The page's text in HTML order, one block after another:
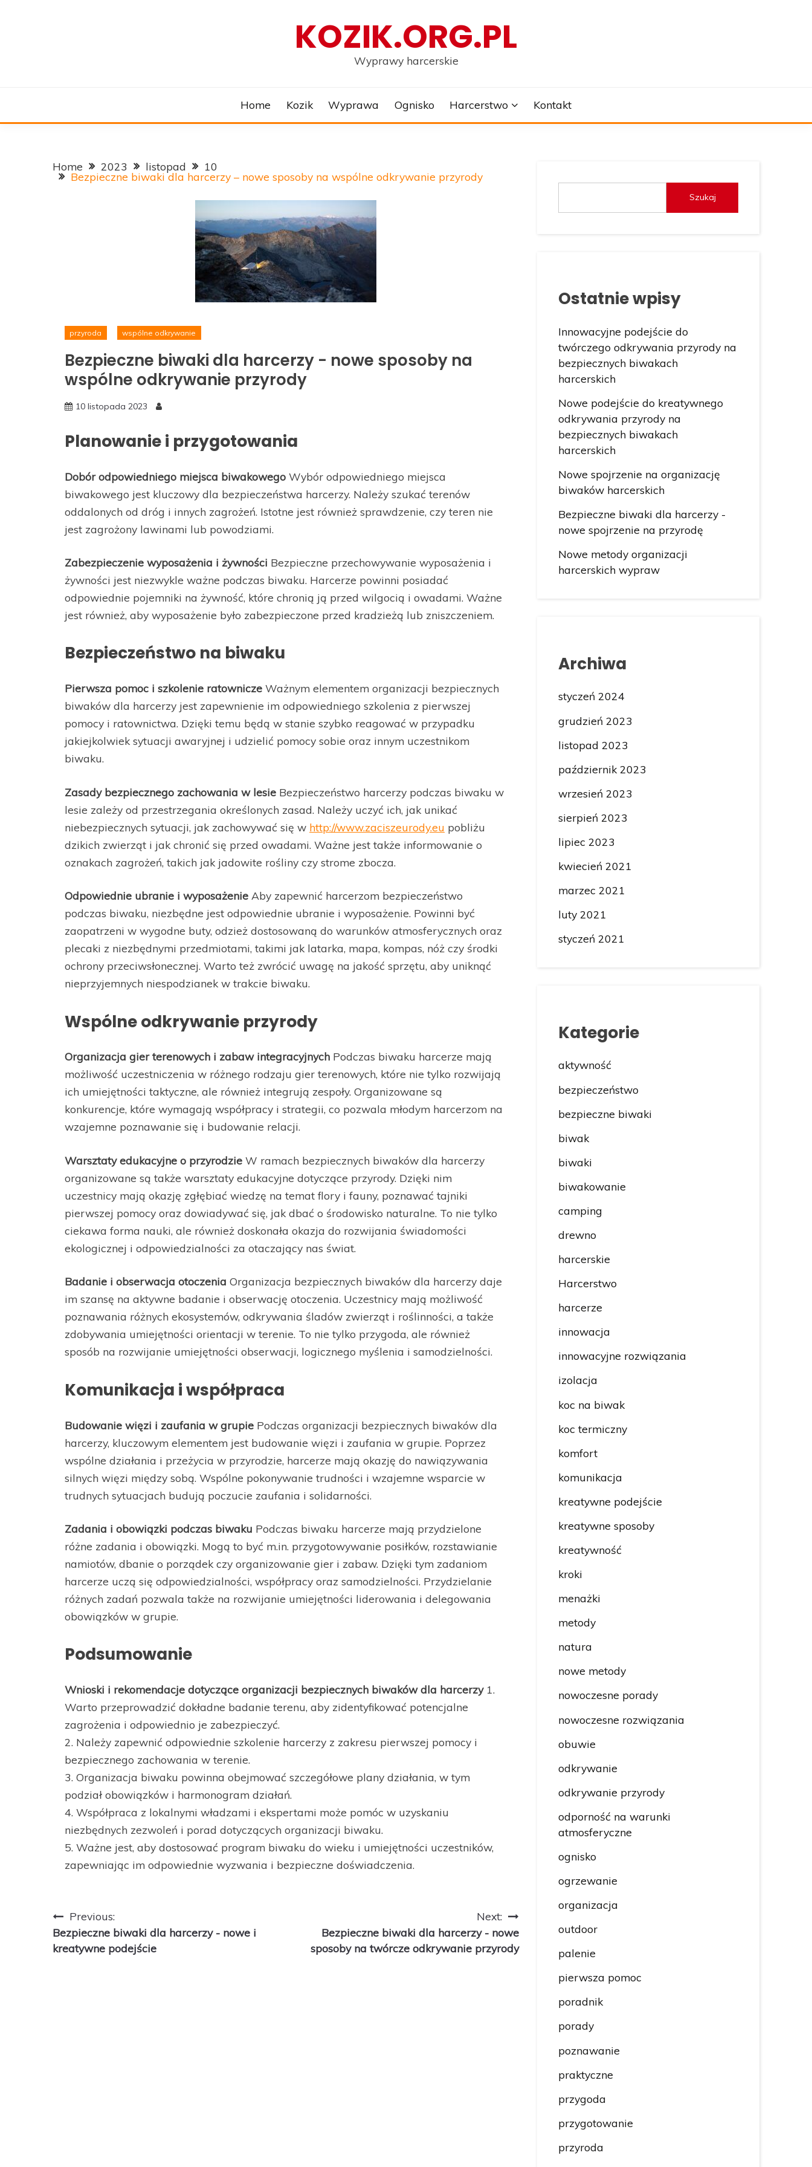
KOZIK.ORG.PL
Wyprawy harcerskie
Home Kozik Wyprawa Ognisko Harcerstwo Kontakt
Home 2023 listopad 10
Bezpieczne biwaki dla harcerzy – nowe sposoby na wspólne odkrywanie przyrody
przyroda wspólne odkrywanie
Bezpieczne biwaki dla harcerzy - nowe sposoby na
wspólne odkrywanie przyrody
10 listopada 2023
Planowanie i przygotowania
Dobór odpowiedniego miejsca biwakowego Wybór odpowiedniego miejsca
biwakowego jest kluczowy dla bezpieczeństwa harcerzy. Należy szukać terenów
oddalonych od dróg i innych zagrożeń. Istotne jest również sprawdzenie, czy teren nie
jest zagrożony lawinami lub powodziami.
Zabezpieczenie wyposażenia i żywności Bezpieczne przechowywanie wyposażenia i
żywności jest niezwykle ważne podczas biwaku. Harcerze powinni posiadać
odpowiednie pojemniki na żywność, które chronią ją przed wilgocią i owadami. Ważne
jest również, aby wyposażenie było zabezpieczone przed kradzieżą lub zniszczeniem.
Bezpieczeństwo na biwaku
Pierwsza pomoc i szkolenie ratownicze Ważnym elementem organizacji bezpiecznych
biwaków dla harcerzy jest zapewnienie im odpowiedniego szkolenia z pierwszej
pomocy i ratownictwa. Dzięki temu będą w stanie szybko reagować w przypadku
jakiejkolwiek sytuacji awaryjnej i udzielić pomocy sobie oraz innym uczestnikom
biwaku.
Zasady bezpiecznego zachowania w lesie Bezpieczeństwo harcerzy podczas biwaku w
lesie zależy od przestrzegania określonych zasad. Należy uczyć ich, jak unikać
niebezpiecznych sytuacji, jak zachowywać się w http://www.zaciszeurody.eu pobliżu
dzikich zwierząt i jak chronić się przed owadami. Ważne jest także informowanie o
oznakach zagrożeń, takich jak jadowite rośliny czy strome zbocza.
Odpowiednie ubranie i wyposażenie Aby zapewnić harcerzom bezpieczeństwo
podczas biwaku, niezbędne jest odpowiednie ubranie i wyposażenie. Powinni być
zaopatrzeni w wygodne buty, odzież dostosowaną do warunków atmosferycznych oraz
plecaki z niezbędnymi przedmiotami, takimi jak latarka, mapa, kompas, nóż czy środki
ochrony przeciwsłonecznej. Warto też zwrócić uwagę na jakość sprzętu, aby uniknąć
nieprzyjemnych niespodzianek w trakcie biwaku.
Wspólne odkrywanie przyrody
Organizacja gier terenowych i zabaw integracyjnych Podczas biwaku harcerze mają
możliwość uczestniczenia w różnego rodzaju gier terenowych, które nie tylko rozwijają
ich umiejętności taktyczne, ale również integrują zespoły. Organizowane są
konkurencje, które wymagają współpracy i strategii, co pozwala młodym harcerzom na
wzajemne poznawanie się i budowanie relacji.
Warsztaty edukacyjne o przyrodzie W ramach bezpiecznych biwaków dla harcerzy
organizowane są także warsztaty edukacyjne dotyczące przyrody. Dzięki nim
uczestnicy mają okazję zgłębiać wiedzę na temat flory i fauny, poznawać tajniki
pierwszej pomocy oraz dowiadywać się, jak dbać o środowisko naturalne. To nie tylko
ciekawa forma nauki, ale również doskonała okazja do rozwijania świadomości
ekologicznej i odpowiedzialności za otaczający nas świat.
Badanie i obserwacja otoczenia Organizacja bezpiecznych biwaków dla harcerzy daje
im szansę na aktywne badanie i obserwację otoczenia. Uczestnicy mają możliwość
poznawania różnych ekosystemów, odkrywania śladów zwierząt i roślinności, a także
zdobywania umiejętności orientacji w terenie. To nie tylko przygoda, ale również
sposób na rozwijanie umiejętności obserwacji, logicznego myślenia i samodzielności.
Komunikacja i współpraca
Budowanie więzi i zaufania w grupie Podczas organizacji bezpiecznych biwaków dla
harcerzy, kluczowym elementem jest budowanie więzi i zaufania w grupie. Poprzez
wspólne działania i przeżycia w przyrodzie, harcerze mają okazję do nawiązywania
silnych więzi między sobą. Wspólne pokonywanie trudności i wzajemne wsparcie w
trudnych sytuacjach budują poczucie zaufania i solidarności.
Zadania i obowiązki podczas biwaku Podczas biwaku harcerze mają przydzielone
różne zadania i obowiązki. Mogą to być m.in. przygotowywanie posiłków, rozstawianie
namiotów, dbanie o porządek czy organizowanie gier i zabaw. Dzięki tym zadaniom
harcerze uczą się odpowiedzialności, współpracy oraz samodzielności. Przydzielanie
różnych zadań pozwala także na rozwijanie umiejętności liderowania i delegowania
obowiązków w grupie.
Podsumowanie
Wnioski i rekomendacje dotyczące organizacji bezpiecznych biwaków dla harcerzy1.
Warto przeprowadzić dokładne badanie terenu, aby zidentyfikować potencjalne
zagrożenia i odpowiednio je zabezpieczyć.
2. Należy zapewnić odpowiednie szkolenie harcerzy z zakresu pierwszej pomocy i
bezpiecznego zachowania w terenie.
3. Organizacja biwaku powinna obejmować szczegółowe plany działania, w tym
podział obowiązków i harmonogram działań.
4. Współpraca z lokalnymi władzami i ekspertami może pomóc w uzyskaniu
niezbędnych zezwoleń i porad dotyczących organizacji biwaku.
5. Ważne jest, aby dostosować program biwaku do wieku i umiejętności uczestników,
zapewniając im odpowiednie wyzwania i bezpieczne doświadczenia.
Nawigacja
wpisu
Previous:
Bezpieczne biwaki dla harcerzy - nowe i
kreatywne podejście
Next:
Bezpieczne biwaki dla harcerzy - nowe
sposoby na twórcze odkrywanie przyrody
Szukaj
Ostatnie wpisy
Innowacyjne podejście do
twórczego odkrywania przyrody na
bezpiecznych biwakach
harcerskich
Nowe podejście do kreatywnego
odkrywania przyrody na
bezpiecznych biwakach
harcerskich
Nowe spojrzenie na organizację
biwaków harcerskich
Bezpieczne biwaki dla harcerzy -
nowe spojrzenie na przyrodę
Nowe metody organizacji
harcerskich wypraw
Archiwa
styczeń 2024
grudzień 2023
listopad 2023
październik 2023
wrzesień 2023
sierpień 2023
lipiec 2023
kwiecień 2021
marzec 2021
luty 2021
styczeń 2021
Kategorie
aktywność
bezpieczeństwo
bezpieczne biwaki
biwak
biwaki
biwakowanie
camping
drewno
harcerskie
Harcerstwo
harcerze
innowacja
innowacyjne rozwiązania
izolacja
koc na biwak
koc termiczny
komfort
komunikacja
kreatywne podejście
kreatywne sposoby
kreatywność
kroki
menażki
metody
natura
nowe metody
nowoczesne porady
nowoczesne rozwiązania
obuwie
odkrywanie
odkrywanie przyrody
odporność na warunki
atmosferyczne
ognisko
ogrzewanie
organizacja
outdoor
palenie
pierwsza pomoc
poradnik
porady
poznawanie
praktyczne
przygoda
przygotowanie
przyroda